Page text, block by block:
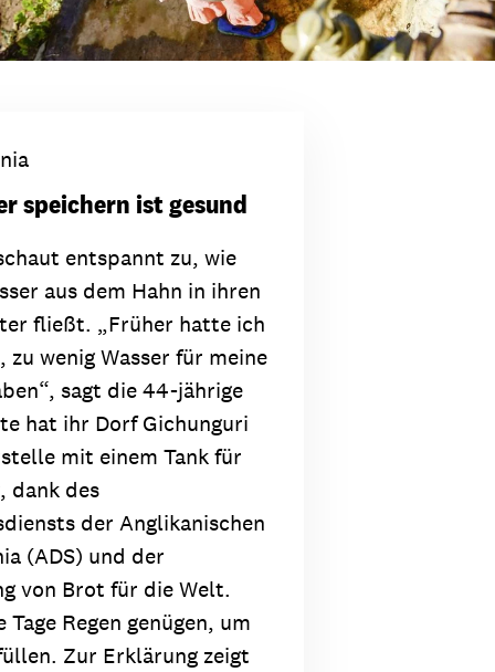
speichern ist gesund
entspannt zu, wie
aus dem Hahn in ihren
fließt. „Früher hatte ich
wenig Wasser für meine
sagt die 44-jährige
hat ihr Dorf Gichunguri
mit einem Tank für
dank des
der Anglikanischen
(ADS) und der
von Brot für die Welt.
Tage Regen genügen, um
Zur Erklärung zeigt